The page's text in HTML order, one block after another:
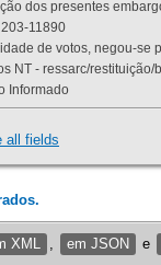
dos presentes
203-11890
de votos, negou-se
NT - ressarc/
Informado
all fields
XML em JSON e